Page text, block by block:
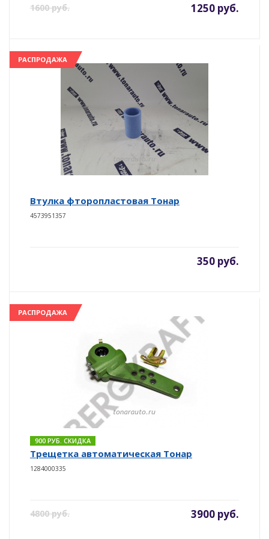
1600 руб. 1250 руб.
РАСПРОДАЖА
Втулка фторопластовая Тонар
4573951357
350 руб.
РАСПРОДАЖА
900 РУБ. СКИДКА
Трещетка автоматическая Тонар
1284000335
4800 руб. 3900 руб.